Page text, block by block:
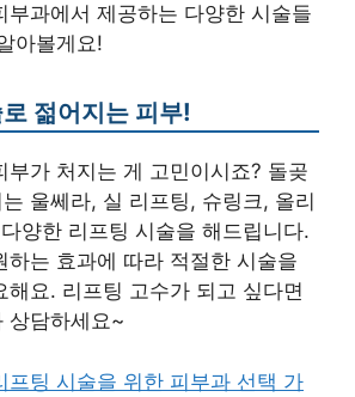
부과에서 제공하는 다양한 시술들
아볼게요!
젊어지는 피부!
부가 처지는 게 고민이시죠? 돌곶
울쎄라, 실 리프팅, 슈링크, 올리
양한 리프팅 시술을 해드립니다.
하는 효과에 따라 적절한 시술을
해요. 리프팅 고수가 되고 싶다면
상담하세요~
프팅 시술을 위한 피부과 선택 가